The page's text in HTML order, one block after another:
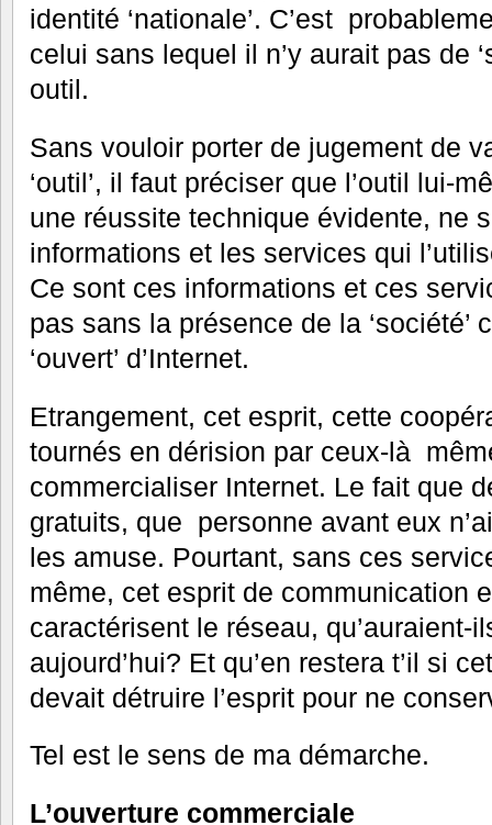
identité ‘nationale’. C’est
celui sans lequel il n’y aurait pas de
outil.
Sans vouloir porter de jugement de
‘outil’, il faut préciser que l’outil lui-
une réussite technique évidente, ne
informations et les services qui
Ce sont ces informations et ces
pas sans la présence de la ‘société’
‘ouvert’ d’Internet.
Etrangement, cet esprit, cette
tournés en dérision par ceux-là
commercialiser Internet. Le fait que
gratuits, que personne avant eux
les amuse. Pourtant, sans ces
même, cet esprit de communication
caractérisent le réseau, qu’auraient-
aujourd’hui? Et qu’en restera t’il si
devait détruire l’esprit pour ne
Tel est le sens de ma démarche.
L’ouverture commerciale